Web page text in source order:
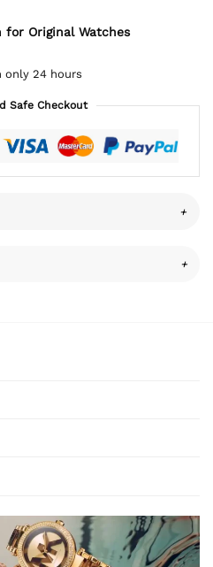
for Original Watches
only 24 hours
Safe Checkout
+
+